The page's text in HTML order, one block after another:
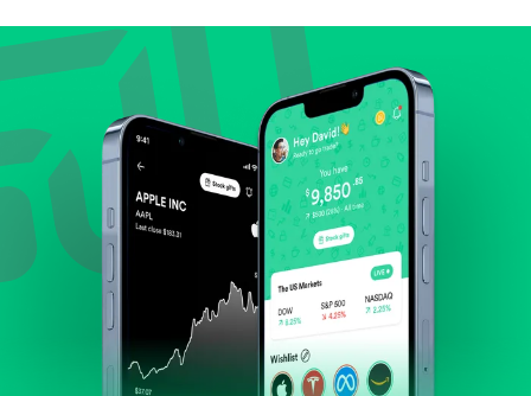
Lihat pertumbuhan pendapatan & laba.
Cek margin dan arus kas.
Evaluasi prospek bisnis dan posisi perusahaan di
industrinya.